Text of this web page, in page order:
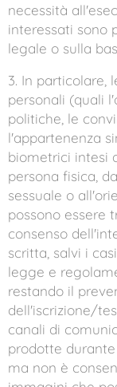
necessità
interessati sono
legale o sulla
3. In particolare,
personali (quali
politiche, le
l'appartenenza
biometrici intesi
persona fisica,
sessuale o
possono essere
consenso
scritta, salvi i
legge e
restando il
dell'iscrizione/
canali di
prodotte
ma non è